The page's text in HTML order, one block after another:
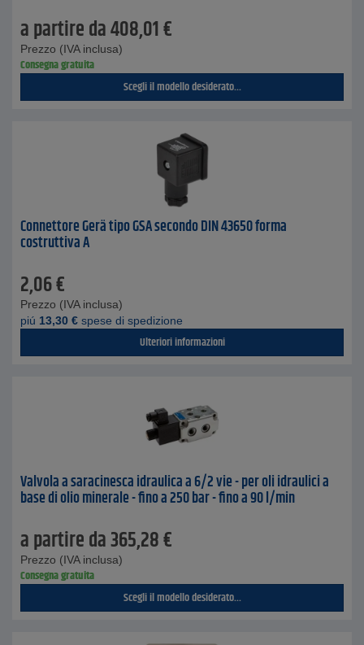
a partire da408,01€
Prezzo (IVA inclusa)
Consegna gratuita
Scegli il modello desiderato...
Connettore Gerä tipo GSA secondo DIN 43650 forma
costruttiva A
2,06€
Prezzo (IVA inclusa)
piú 13,30 € spese di spedizione
Ulteriori informazioni
Valvola a saracinesca idraulica a 6/2 vie - per oli idraulici a
base di olio minerale - fino a 250 bar - fino a 90 l/min
a partire da365,28€
Prezzo (IVA inclusa)
Consegna gratuita
Scegli il modello desiderato...